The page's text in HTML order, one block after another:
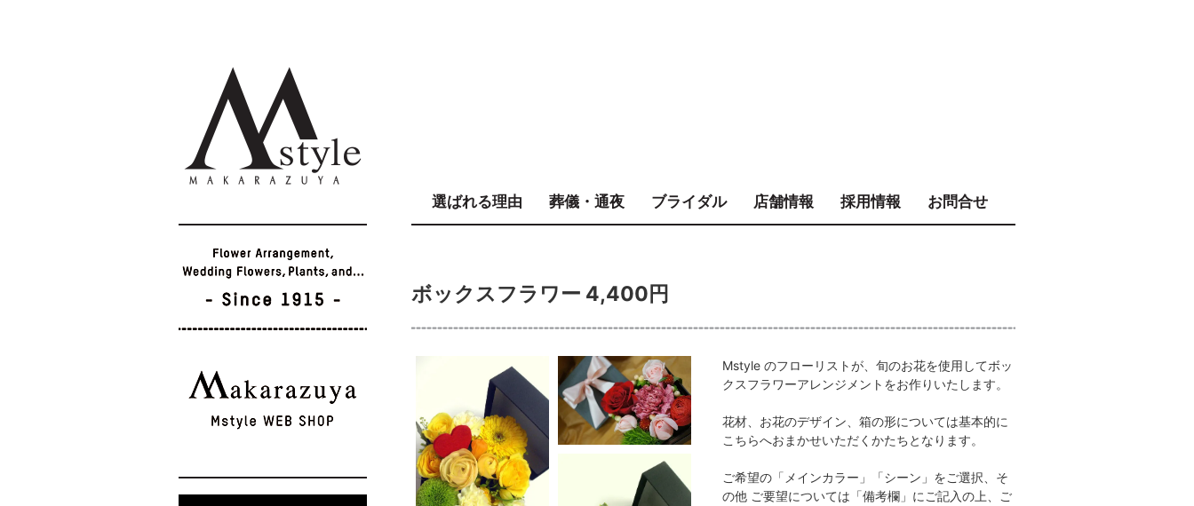
選ばれる理由 葬儀・通夜 ブライダル 店舗情報 採用情報 お問合せ
ボックスフラワー 4,400円
Mstyle のフローリストが、旬のお花を使用してボッ
クスフラワーアレンジメントをお作りいたします。
花材、お花のデザイン、箱の形については基本的に
こちらへおまかせいただくかたちとなります。
ご希望の「メインカラー」「シーン」をご選択、そ
の他 ご要望については「備考欄」にご記入の上、ご